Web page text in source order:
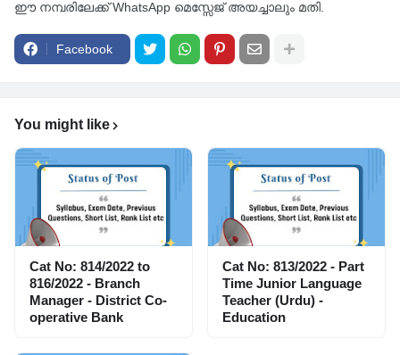
ഈ നമ്പരിലേക്ക് WhatsApp മെസ്സേജ് അയച്ചാലും മതി.
Facebook
You might like
Cat No: 814/2022 to
816/2022 - Branch
Manager - District Co-
operative Bank
Cat No: 813/2022 - Part
Time Junior Language
Teacher (Urdu) -
Education